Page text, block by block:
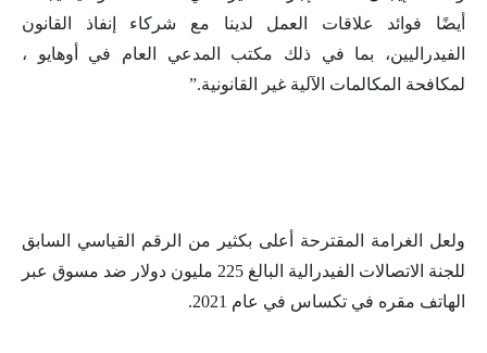
أيضًا فوائد علاقات العمل لدينا مع شركاء إنفاذ القانون
الفيدراليين، بما في ذلك مكتب المدعي العام في أوهايو ،
لمكافحة المكالمات الآلية غير القانونية.”
ولعل الغرامة المقترحة أعلى بكثير من الرقم القياسي السابق
للجنة الاتصالات الفيدرالية البالغ 225 مليون دولار ضد مسوق عبر
الهاتف مقره في تكساس في عام 2021.